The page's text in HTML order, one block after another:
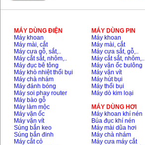
MÁY DÙNG ĐIỆN
Máy khoan
Máy mài, cắt
Máy cưa gỗ, sắt,..
Máy cắt sắt, nhôm,..
Máy đục bê tông
Máy khò nhiệt thổi bụi
Máy chà nhám
Máy đánh bóng
Máy soi phay router
Máy bào gỗ
Máy làm mộc
Máy vặn ốc
Máy vặn vít
Súng bắn keo
Súng bắn đinh
Máy cắt cỏ
MÁY DÙNG PIN
Máy khoan
Máy mài, cắt
Máy cưa sắt, gỗ,..
Máy cắt sắt, nhôm,..
Máy vặn ốc bulông
Máy vặn vít
Máy hút bụi
Máy thổi bụi
Máy dò kim loại
MÁY DÙNG HƠI
Máy khoan khí nén
Búa đục khí nén
Máy mài dũa hơi
Máy chà nhám
Máy cưa máy cắt